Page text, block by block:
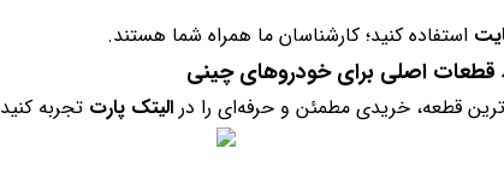
استفاده کنید؛ کارشناسان ما همراه شما هستند.
قطعات اصلی برای خودروهای چینی
قطعه، خریدی مطمئن و حرفه‌ای را در الیتک پارت تجربه کنید